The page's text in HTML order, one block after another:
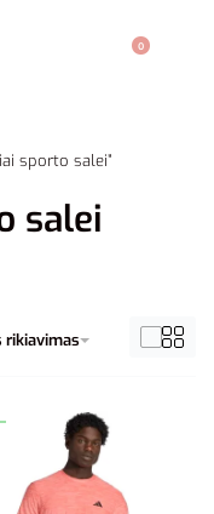
0
sporto salei”
salei
rikiavimas